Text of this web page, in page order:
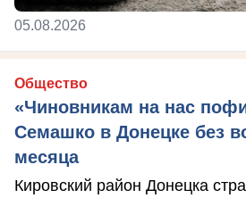
05.08.2026
Общество
«Чиновникам на нас
Семашко в Донецке без
месяца
Кировский район Донецка